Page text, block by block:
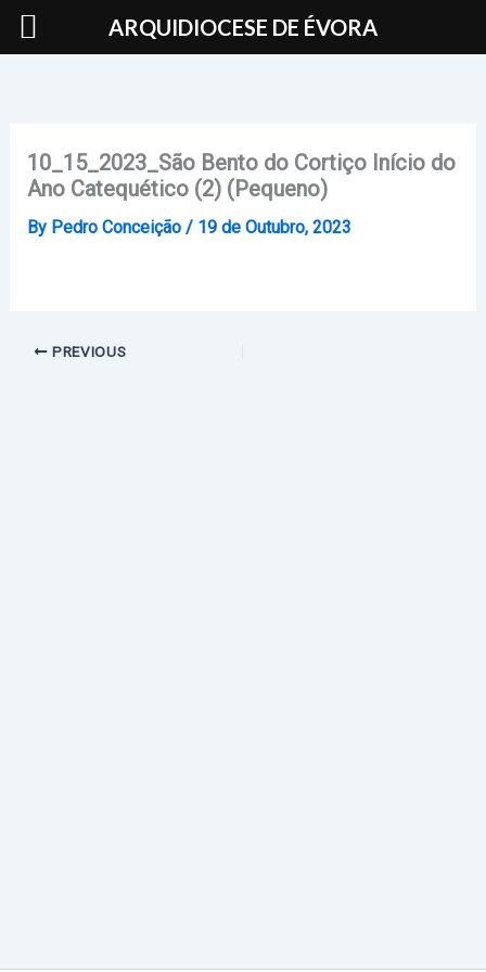
Skip
10_15_2023_São Bento do Cortiço Início do
Ano Catequético (2) (Pequeno)
By Pedro Conceição / 19 de Outubro, 2023
PREVIOUS
ARQUIDIOCESE DE ÉVORA